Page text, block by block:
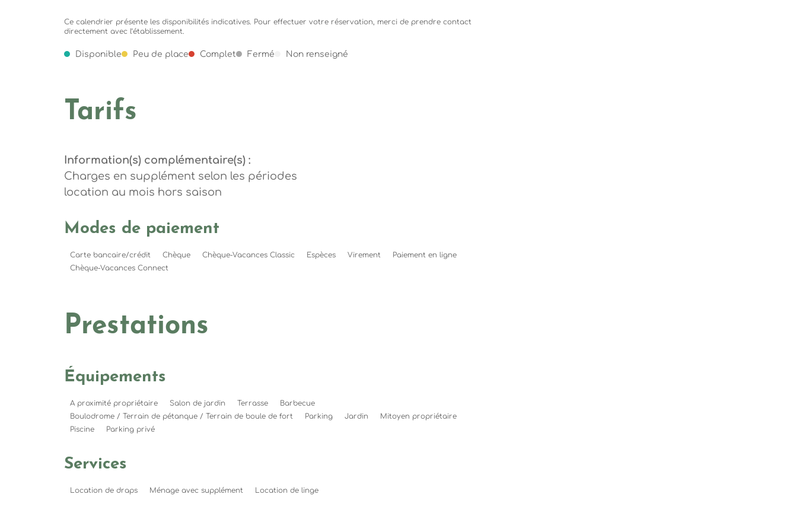
Ce calendrier présente les disponibilités indicatives. Pour effectuer votre réservation, merci de prendre contact
directement avec l’établissement.
Disponible Peu de place Complet Fermé Non renseigné
Tarifs
Information(s) complémentaire(s) :
Charges en supplément selon les périodes
location au mois hors saison
Modes de paiement
Carte bancaire/crédit Chèque Chèque-Vacances Classic Espèces Virement
Paiement en ligne
Chèque-Vacances Connect
Prestations
Équipements
A proximité propriétaire Salon de jardin Terrasse
Barbecue
Boulodrome / Terrain de pétanque / Terrain de boule de fort
Parking Jardin
Mitoyen propriétaire
Piscine
Parking privé
Services
Location de draps Ménage avec supplément Location de linge